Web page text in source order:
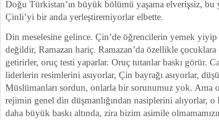
Doğu Türkistan’ın büyük bölümü yaşama elverişsiz,
Çinli’yi bir anda yerleştiremiyorlar elbette.
Din meselesine gelince. Çin’de öğrencilerin yemek
değildir, Ramazan hariç. Ramazan’da özellikle
getirirler, oruç testi yaparlar. Oruç tutanlar baskı görür.
liderlerin resimlerini asıyorlar, Çin bayrağı asıyorlar,
Müslümanları sordun, onlarla bir sorunumuz yok. Ama
rejimin genel din düşmanlığından nasiplerini alıyorlar,
daha büyük baskı altında, zira bizim asimile